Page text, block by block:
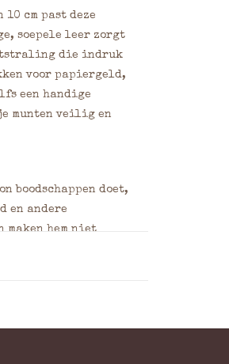
10 cm past deze
soepele leer zorgt
die indruk
voor papiergeld,
een handige
munten veilig en
boodschappen doet,
en andere
maken hem niet